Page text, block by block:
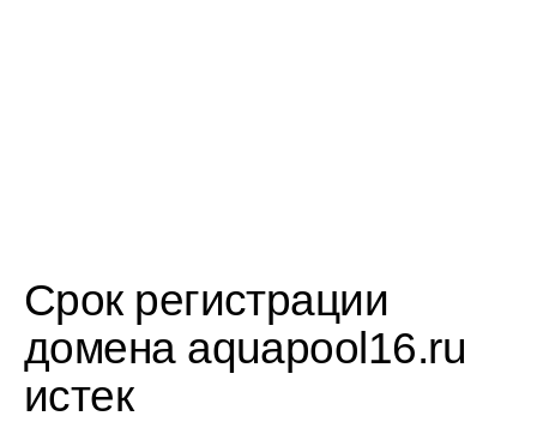
Срок регистрации
домена aquapool16.ru
истек